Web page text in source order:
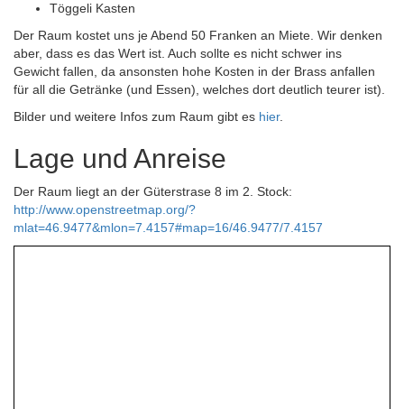
Töggeli Kasten
Der Raum kostet uns je Abend 50 Franken an Miete. Wir denken
aber, dass es das Wert ist. Auch sollte es nicht schwer ins
Gewicht fallen, da ansonsten hohe Kosten in der Brass anfallen
für all die Getränke (und Essen), welches dort deutlich teurer ist).
Bilder und weitere Infos zum Raum gibt es hier.
Lage und Anreise
Der Raum liegt an der Güterstrase 8 im 2. Stock:
http://www.openstreetmap.org/?
mlat=46.9477&mlon=7.4157#map=16/46.9477/7.4157